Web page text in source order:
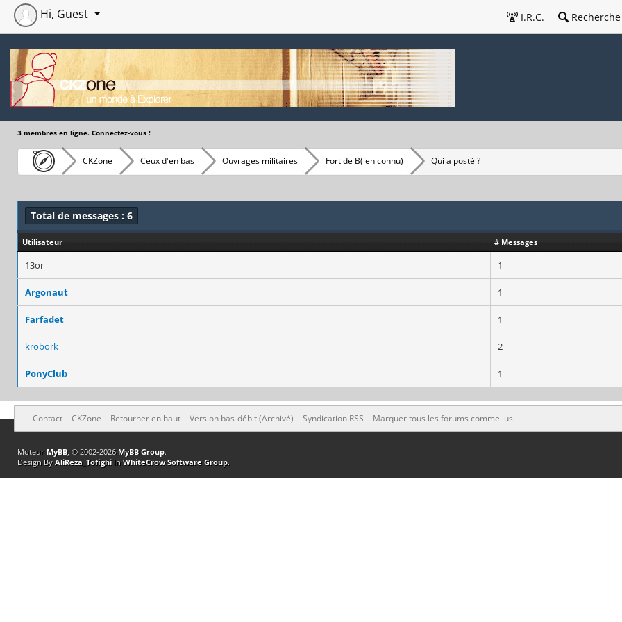
I.R.C. Recherche
Hi, Guest
3 membres en ligne. Connectez-vous !
CKZone Ceux d'en bas Ouvrages militaires Fort de B(ien connu) Qui a posté ?
Total de messages : 6
Utilisateur # Messages
13or 1
Argonaut 1
Farfadet 1
krobork 2
PonyClub 1
Contact CKZone Retourner en haut Version bas-débit (Archivé) Syndication RSS Marquer tous les forums comme lus
Moteur MyBB, © 2002-2026 MyBB Group.
Design By AliReza_TofighiIn WhiteCrow Software Group.